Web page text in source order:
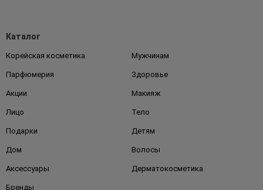
Каталог
Корейская косметика Мужчинам
Парфюмерия Здоровье
Акции Макияж
Лицо Тело
Подарки Детям
Дом Волосы
Аксессуары Дерматокосметика
Бренды